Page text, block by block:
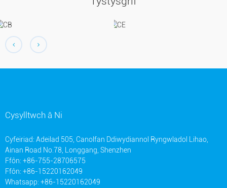
Cysylltwch â Ni
Cyfeiriad: Adeilad 505, Canolfan Ddiwydiannol Ryngwladol Lihao,
Ainan Road No.78, Longgang, Shenzhen
Ffôn: +86-755-28706575
Ffôn: +86-15220162049
Whatsapp: +86-15220162049